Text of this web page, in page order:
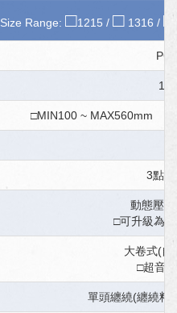
Size Range: □1215 / □ 1316 / □
□MIN100 ~
3點
動態壓
□可升級為
大卷式(自
□超音
單頭纏繞(纏繞料